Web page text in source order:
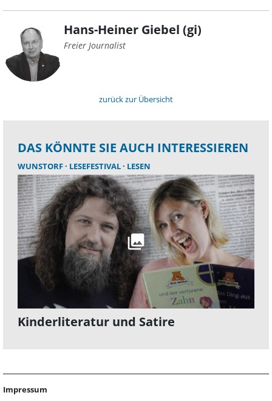
Hans-Heiner Giebel (gi)
Freier Journalist
zurück zur Übersicht
DAS KÖNNTE SIE AUCH INTERESSIEREN
WUNSTORF LESEFESTIVAL LESEN
Kinderliteratur und Satire
Impressum